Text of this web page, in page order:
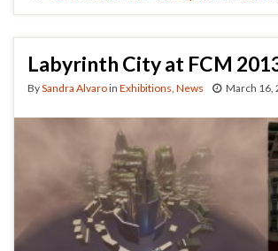
Labyrinth City at FCM
BySandra Alvaroin Exhibitions News March 16,